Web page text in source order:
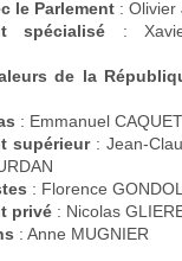
le Parlement : Olivier
spécialisé :
de la
: Emmanuel CAQUET
supérieur: Jean-
: Florence
privé : Nicolas
: Anne MUGNIER